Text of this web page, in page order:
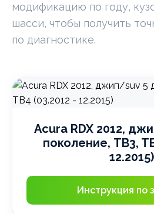
модификацию по году,
шасси, чтобы получить
по диагностике.
Acura RDX 2012,
поколение, TB3,
12.2015)
Инструкция по